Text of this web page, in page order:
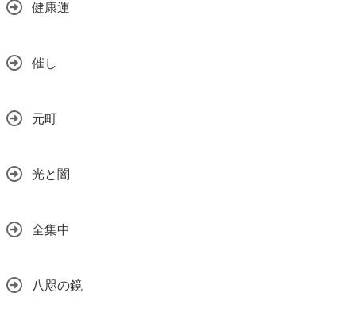
健康運
催し
元町
光と闇
全集中
八咫の鏡